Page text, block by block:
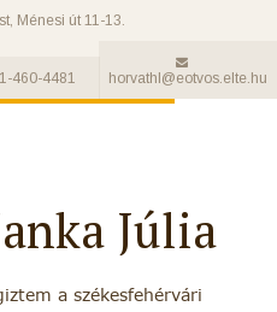
Ménesi út 11-13.
460-4481 horvathl@eotvos.elte.hu
Júlia
a székesfehérvári